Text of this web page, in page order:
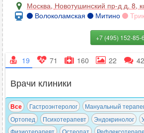
Москва, Новотушинский пр-д д. 8,
Волоколамская
Митино
+7 (495) 152-85-
19 71 160 22
Врачи клиники
Все Гастроэнтеролог Мануальный
Ортопед
Психотерапевт Эндокринолог
Физиотерапевт
Остеопат